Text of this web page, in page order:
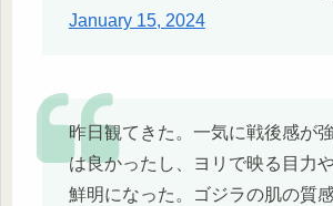
January 15, 2024
昨日観てきた。一気に戦後感が
は良かったし、ヨリで映る目力
鮮明になった。ゴジラの肌の質感